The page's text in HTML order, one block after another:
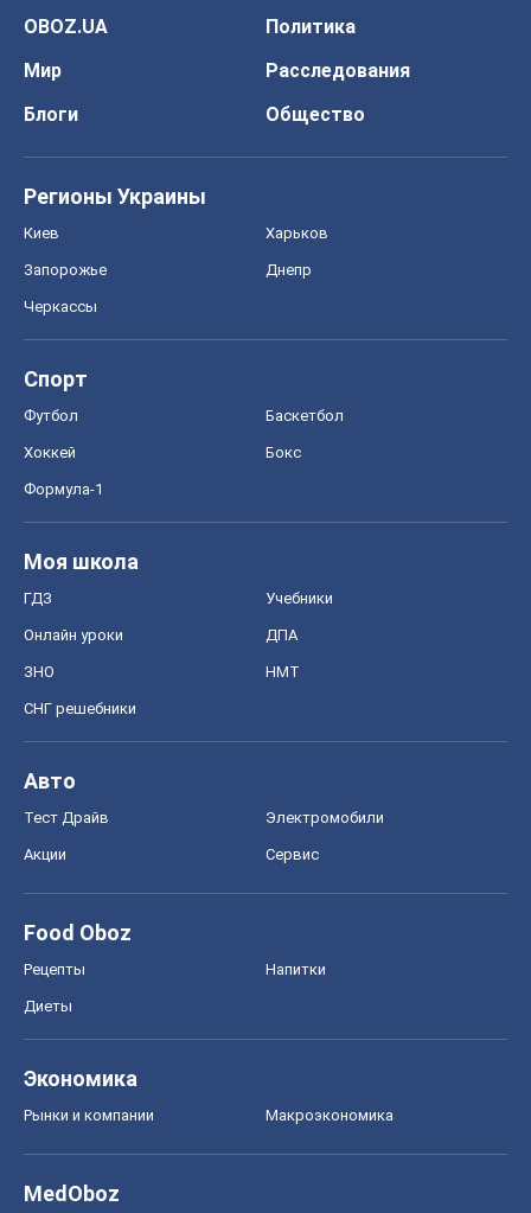
OBOZ.UA
Политика
Мир
Расследования
Блоги
Общество
Регионы Украины
Киев Харьков
Запорожье Днепр
Черкассы
Спорт
Футбол Баскетбол
Хоккей Бокс
Формула-1
Моя школа
ГДЗ Учебники
Онлайн уроки ДПА
ЗНО НМТ
СНГ решебники
Авто
Тест Драйв Электромобили
Акции Сервис
Food Oboz
Рецепты Напитки
Диеты
Экономика
Рынки и компании Mакроэкономика
MedOboz